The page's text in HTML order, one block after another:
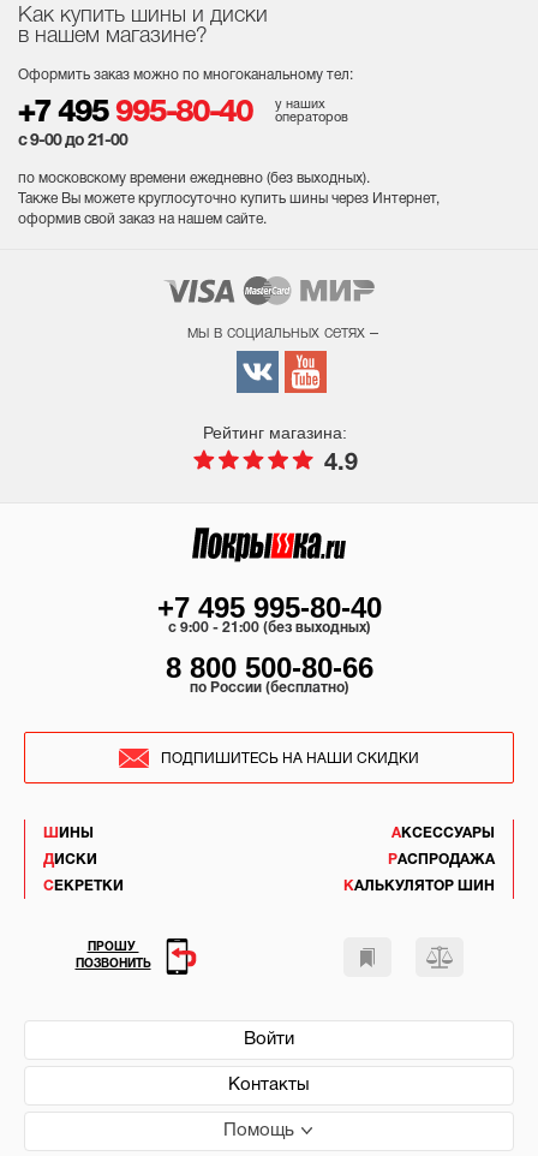
Как купить шины и диски
в нашем магазине?
Оформить заказ можно по многоканальному тел:
+7 495 995-80-40
у наших
операторов
с 9-00 до 21-00
по московскому времени ежедневно (без выходных).
Также Вы можете круглосуточно купить шины через Интернет,
оформив свой заказ на нашем сайте.
мы в социальных сетях –
Рейтинг магазина:
4.9
ШИНЫ
ДИСКИ
СЕКРЕТКИ
АКСЕССУАРЫ
РАСПРОДАЖА
КАЛЬКУЛЯТОР ШИН
Войти
Контакты
Помощь
+7 495 995-80-40
c 9:00 - 21:00 (без выходных)
8 800 500-80-66
по России (бесплатно)
ПОДПИШИТЕСЬ НА НАШИ СКИДКИ
ПРОШУ
ПОЗВОНИТЬ